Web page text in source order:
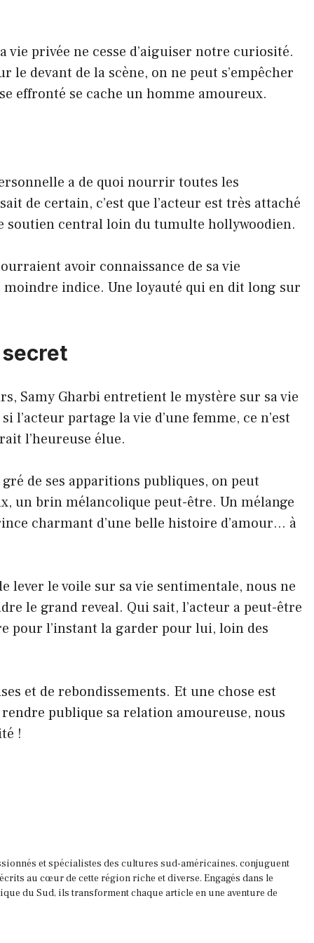
privée ne cesse d’aiguiser notre curiosité.
devant de la scène, on ne peut s’empêcher
effronté se cache un homme amoureux.
a de quoi nourrir toutes les
de certain, c’est que l’acteur est très attaché
soutien central loin du tumulte hollywoodien.
avoir connaissance de sa vie
indice. Une loyauté qui en dit long sur
Samy Gharbi entretient le mystère sur sa vie
partage la vie d’une femme, ce n’est
l’heureuse élue.
de ses apparitions publiques, on peut
un brin mélancolique peut-être. Un mélange
charmant d’une belle histoire d’amour… à
lever le voile sur sa vie sentimentale, nous ne
le grand reveal. Qui sait, l’acteur a peut-être
pour l’instant la garder pour lui, loin des
et de rebondissements. Et une chose est
publique sa relation amoureuse, nous
!
et spécialistes des cultures sud-américaines, conjuguent
au cœur de cette région riche et diverse. Engagés dans le
du Sud, ils transforment chaque article en une aventure de